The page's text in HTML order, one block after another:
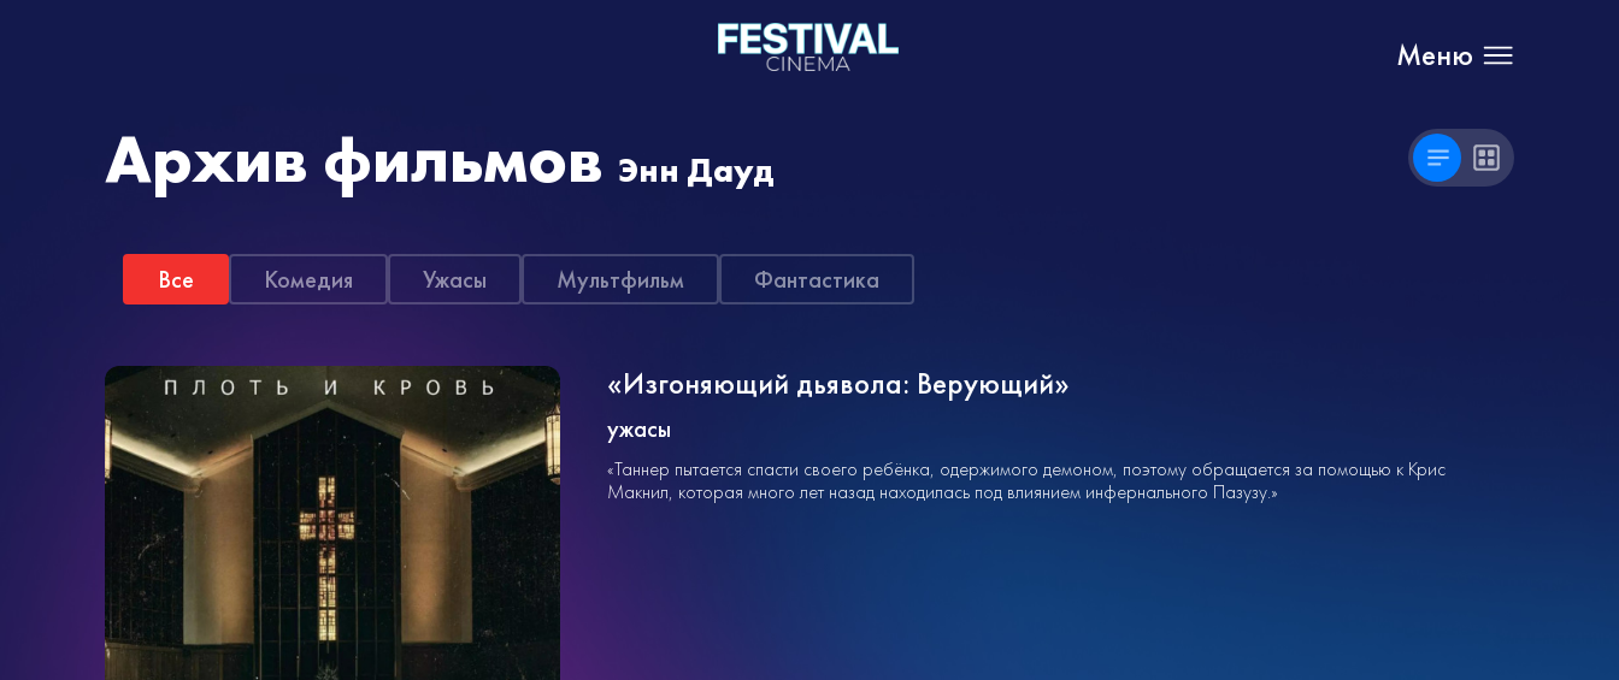
Меню
Архив фильмов Энн Дауд
Все Комедия Ужасы Мультфильм Фантастика
«Изгоняющий дьявола: Верующий»
ужасы
«Таннер пытается спасти своего ребёнка, одержимого демоном, поэтому обращается за помощью к Крис
Макнил, которая много лет назад находилась под влиянием инфернального Пазузу.»